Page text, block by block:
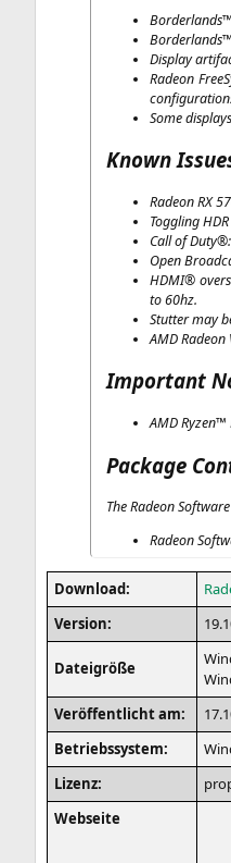
Dis­play
Rade­on
Some
Known
Rade­onRX
Togg­lingHDR
Call of
Open
HDMI®
to 60hz.
Stut­ter may
AMDRade­on
Important
AMDRyzen™
Package
The Rade­on
Rade­on
Down­load:
Ver­si­on:
Datei­grö­ße
Ver­öf­fent­licht am:
Betriebs­sys­tem:
Lizenz:
Web­sei­te